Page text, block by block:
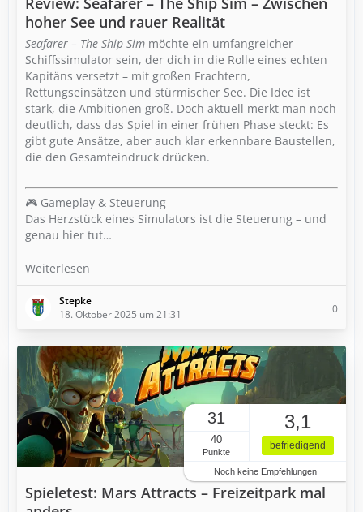
hoher See und rauer Realität
Seafarer – The Ship Sim möchte ein umfangreicher
Schiffssimulator sein, der dich in die Rolle eines echten
Kapitäns versetzt – mit großen Frachtern,
Rettungseinsätzen und stürmischer See. Die Idee ist
stark, die Ambitionen groß. Doch aktuell merkt man noch
deutlich, dass das Spiel in einer frühen Phase steckt: Es
gibt gute Ansätze, aber auch klar erkennbare Baustellen,
die den Gesamteindruck drücken.
🎮 Gameplay & Steuerung
Das Herzstück eines Simulators ist die Steuerung – und
genau hier tut…
Weiterlesen
Stepke
18. Oktober 2025 um 21:31
0
31
40
Punkte
3,1
befriedigend
Noch keine Empfehlungen
Spieletest: Mars Attracts – Freizeitpark mal